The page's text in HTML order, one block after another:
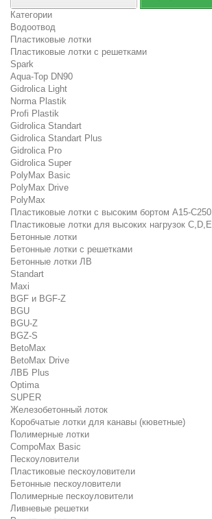
Категории
Водоотвод
Пластиковые лотки
Пластиковые лотки с решетками
Spark
Aqua-Top DN90
Gidrolica Light
Norma Plastik
Profi Plastik
Gidrolica Standart
Gidrolica Standart Plus
Gidrolica Pro
Gidrolica Super
PolyMax Basic
PolyMax Drive
PolyMax
Пластиковые лотки с высоким бортом А15-C250
Пластиковые лотки для высоких нагрузок C,D,E
Бетонные лотки
Бетонные лотки с решетками
Бетонные лотки ЛВ
Standart
Maxi
BGF и BGF-Z
BGU
BGU-Z
BGZ-S
BetoMax
BetoMax Drive
ЛВБ Plus
Optima
SUPER
Железобетонный лоток
Коробчатые лотки для канавы (кюветные)
Полимерные лотки
CompoMax Basic
Пескоуловители
Пластиковые пескоуловители
Бетонные пескоуловители
Полимерные пескоуловители
Ливневые решетки